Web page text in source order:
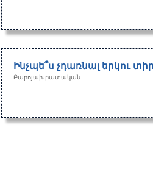
Ինչպե՞ս չդառնալ երկու
Բարոյախրատական